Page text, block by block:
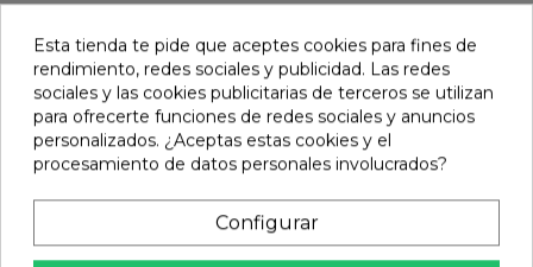
light (2 Ud.). Stock real y envío 24h. 36mood, distribuidor
oficial Hot Race España.
Marca: Hot Race Ref: HR005-0042
7,51 €
Añadir
Esta tienda te pide que aceptes cookies para fines de
rendimiento, redes sociales y publicidad. Las redes
sociales y las cookies publicitarias de terceros se utilizan
para ofrecerte funciones de redes sociales y anuncios
personalizados. ¿Aceptas estas cookies y el
procesamiento de datos personales involucrados?
Configurar